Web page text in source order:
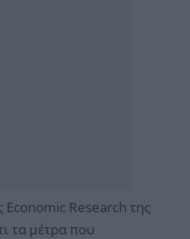
Research της
τα μέτρα που